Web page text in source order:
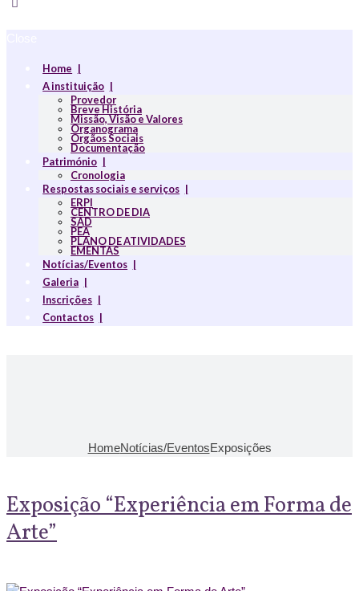
Home
A instituição
Provedor
Breve História
Missão, Visão e Valores
Organograma
Orgãos Sociais
Documentação
Património
Cronologia
Respostas sociais e serviços
ERPI
CENTRO DE DIA
SAD
PEA
PLANO DE ATIVIDADES
EMENTAS
Notícias/Eventos
Galeria
Inscrições
Contactos
HomeNotícias/EventosExposições
Exposição “Experiência em Forma de
Arte”